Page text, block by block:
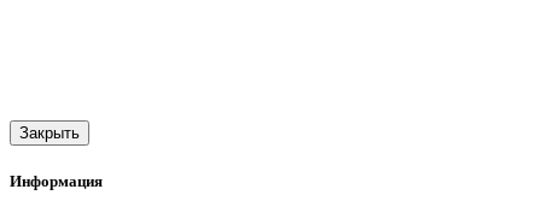
Закрыть
Информация